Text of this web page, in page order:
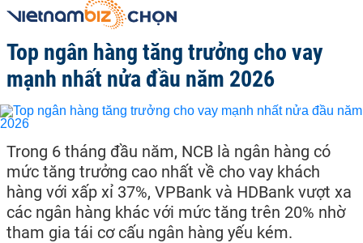
Top ngân hàng tăng trưởng cho vay
mạnh nhất nửa đầu năm 2026
Trong 6 tháng đầu năm, NCB là ngân hàng có
mức tăng trưởng cao nhất về cho vay khách
hàng với xấp xỉ 37%, VPBank và HDBank vượt xa
các ngân hàng khác với mức tăng trên 20% nhờ
tham gia tái cơ cấu ngân hàng yếu kém.